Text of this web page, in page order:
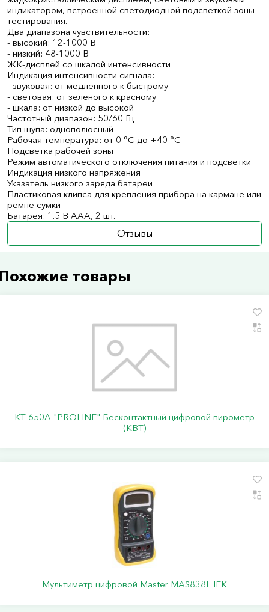
индикатором, встроенной светодиодной подсветкой зоны
тестирования.
Два диапазона чувствительности:
- высокий: 12-1000 В
- низкий: 48-1000 В
ЖК-дисплей со шкалой интенсивности
Индикация интенсивности сигнала:
- звуковая: от медленного к быстрому
- световая: от зеленого к красному
- шкала: от низкой до высокой
Частотный диапазон: 50/60 Гц
Тип щупа: однополюсный
Рабочая температура: от 0 °C до +40 °C
Подсветка рабочей зоны
Режим автоматического отключения питания и подсветки
Индикация низкого напряжения
Указатель низкого заряда батареи
Пластиковая клипса для крепления прибора на кармане или
ремне сумки
Батарея: 1.5 B AAA, 2 шт.
Отзывы
товары
KT 650A "PROLINE" Бесконтактный цифровой пирометр
(КВТ)
Мультиметр цифровой Master MAS838L IEK